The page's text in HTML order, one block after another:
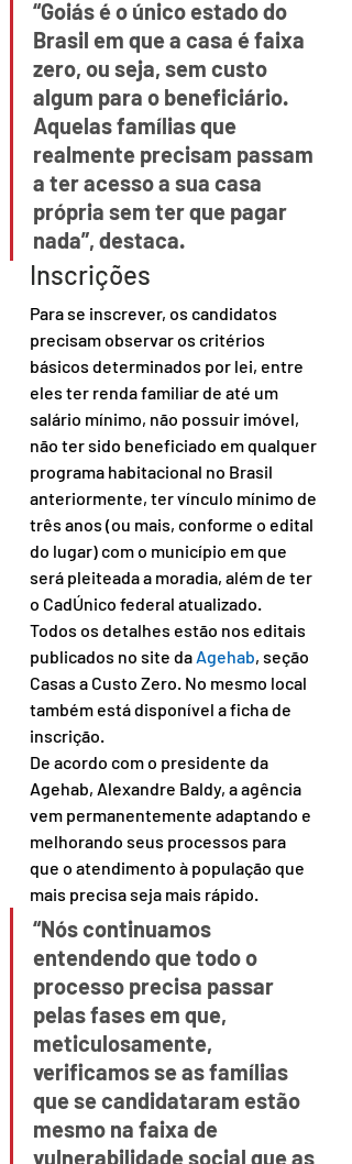
“Goiás é o único estado do
Brasil em que a casa é faixa
zero, ou seja, sem custo
algum para o beneficiário.
Aquelas famílias que
realmente precisam passam
a ter acesso a sua casa
própria sem ter que pagar
nada”, destaca.
Inscrições
Para se inscrever, os candidatos
precisam observar os critérios
básicos determinados por lei, entre
eles ter renda familiar de até um
salário mínimo, não possuir imóvel,
não ter sido beneficiado em qualquer
programa habitacional no Brasil
anteriormente, ter vínculo mínimo de
três anos (ou mais, conforme o edital
do lugar) com o município em que
será pleiteada a moradia, além de ter
o CadÚnico federal atualizado.
Todos os detalhes estão nos editais
publicados no site da Agehab, seção
Casas a Custo Zero. No mesmo local
também está disponível a ficha de
inscrição.
De acordo com o presidente da
Agehab, Alexandre Baldy, a agência
vem permanentemente adaptando e
melhorando seus processos para
que o atendimento à população que
mais precisa seja mais rápido.
“Nós continuamos
entendendo que todo o
processo precisa passar
pelas fases em que,
meticulosamente,
verificamos se as famílias
que se candidataram estão
mesmo na faixa de
vulnerabilidade social que as